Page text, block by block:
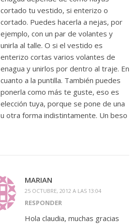
cortado tu vestido, si enterizo o
cortado. Puedes hacerla a nejas, por
ejemplo, con un par de volantes y
unirla al talle. O si el vestido es
enterizo cortas varios volantes de
enagua y unirlos por dentro al traje. En
cuanto a la puntilla. También puedes
ponerla como más te guste, eso es
elección tuya, porque se pone de una
u otra forma indistintamente. Un beso
MARIAN
25 OCTUBRE, 2012 A LAS 13:04
RESPONDER
Hola claudia, muchas gracias